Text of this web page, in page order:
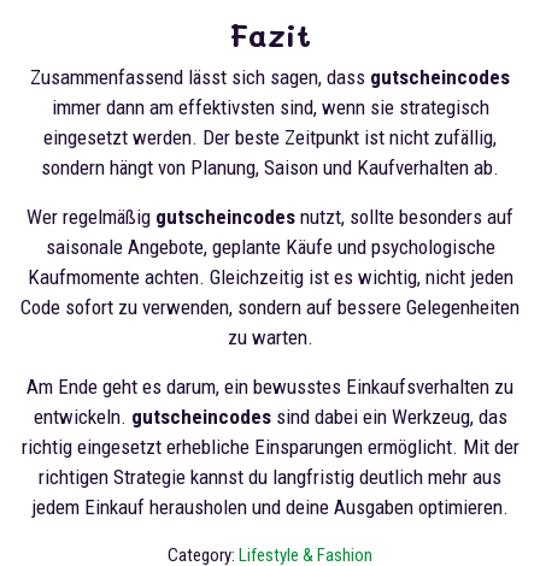
Fazit
Zusammenfassend lässt sich sagen, dass gutscheincodes
immer dann am effektivsten sind, wenn sie strategisch
eingesetzt werden. Der beste Zeitpunkt ist nicht zufällig,
sondern hängt von Planung, Saison und Kaufverhalten ab.
Wer regelmäßig gutscheincodes nutzt, sollte besonders auf
saisonale Angebote, geplante Käufe und psychologische
Kaufmomente achten. Gleichzeitig ist es wichtig, nicht jeden
Code sofort zu verwenden, sondern auf bessere Gelegenheiten
zu warten.
Am Ende geht es darum, ein bewusstes Einkaufsverhalten zu
entwickeln. gutscheincodessind dabei ein Werkzeug, das
richtig eingesetzt erhebliche Einsparungen ermöglicht. Mit der
richtigen Strategie kannst du langfristig deutlich mehr aus
jedem Einkauf herausholen und deine Ausgaben optimieren.
Category: Lifestyle & Fashion